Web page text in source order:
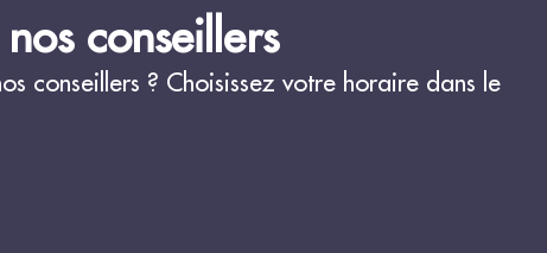
conseillers
conseillers ? Choisissez votre horaire dans le